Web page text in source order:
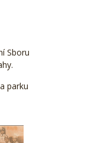
Sboru
parku